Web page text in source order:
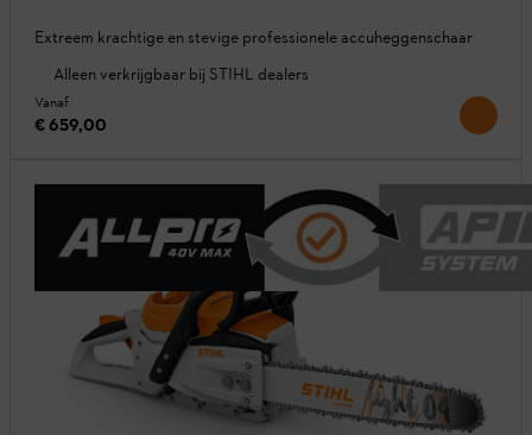
Extreem krachtige en stevige professionele accuheggenschaar
Alleen verkrijgbaar bij STIHL dealers
Vanaf
€ 659,00